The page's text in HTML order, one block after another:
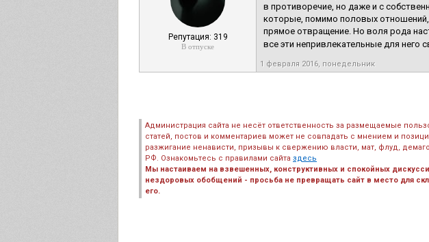
Репутация: 319
В отпуске
в противоречие, но даже и с
которые, помимо половых
прямое отвращение. Но воля рода
все эти непривлекательные для него
1 февраля 2016, понедельник
Администрация сайта не несёт ответственность за размещаемые
статей, постов и комментариев может не совпадать с мнением и
разжигание ненависти, призывы к свержению власти, мат, флуд,
РФ. Ознакомьтесь с правилами сайта здесь
Мы настаиваем на взвешенных, конструктивных и спокойных
нездоровых обобщений - просьба не превращать сайт в место для
его.